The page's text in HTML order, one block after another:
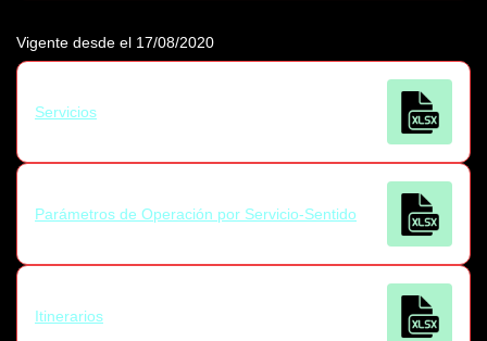
Vigente desde el 17/08/2020
Servicios
Parámetros de Operación por Servicio-Sentido
Itinerarios